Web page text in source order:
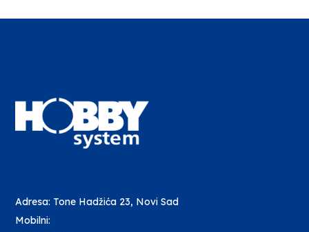
Adresa: Tone Hadžića 23, Novi Sad
Mobilni: